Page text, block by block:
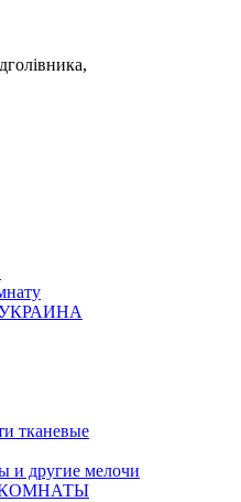
тканевые
и другие мелочи